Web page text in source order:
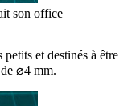
son office
et destinés à être
⌀4 mm.